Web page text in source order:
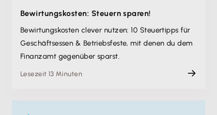
Bewirtungskosten: Steuern sparen!
Bewirtungskosten clever nutzen: 10 Steuertipps für
Geschäftsessen & Betriebsfeste, mit denen du dem
Finanzamt gegenüber sparst.
Lesezeit 13 Minuten